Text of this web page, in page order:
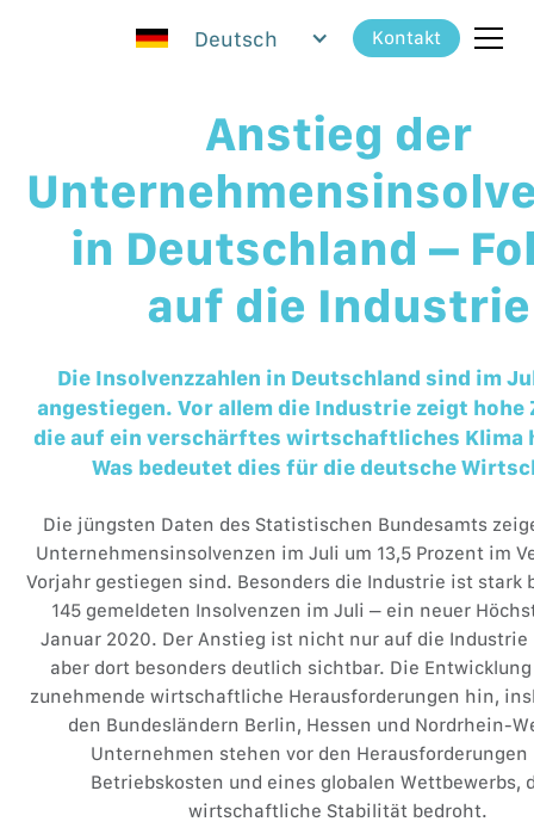
Deutsch Kontakt
Anstieg der
in Deutschland –
auf die Industrie
Die Insolvenzzahlen in Deutschland sind im
angestiegen. Vor allem die Industrie zeigt hohe
die auf ein verschärftes wirtschaftliches Klima
Was bedeutet dies für die deutsche
Die jüngsten Daten des Statistischen Bundesamts
Unternehmensinsolvenzen im Juli um 13,5 Prozent im
Vorjahr gestiegen sind. Besonders die Industrie ist stark
145 gemeldeten Insolvenzen im Juli – ein neuer
Januar 2020. Der Anstieg ist nicht nur auf die Industrie
aber dort besonders deutlich sichtbar. Die
zunehmende wirtschaftliche Herausforderungen hin,
den Bundesländern Berlin, Hessen und Nordrhein-
Unternehmen stehen vor den Herausforderungen
Betriebskosten und eines globalen Wettbewerbs,
wirtschaftliche Stabilität bedroht.